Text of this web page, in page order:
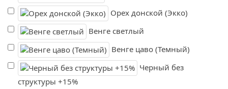
Орех донской (Экко)
Венге светлый
Венге цаво (Темный)
Черный без
структуры +15%